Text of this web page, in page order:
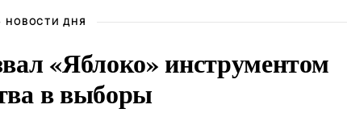
НОВОСТИ ДНЯ
«Яблоко» инструментом
в выборы